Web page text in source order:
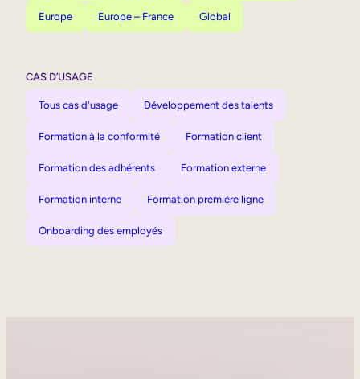
Europe Europe – France Global
CAS D’USAGE
Tous cas d'usage Développement des talents
Formation à la conformité Formation client
Formation des adhérents Formation externe
Formation interne Formation première ligne
Onboarding des employés